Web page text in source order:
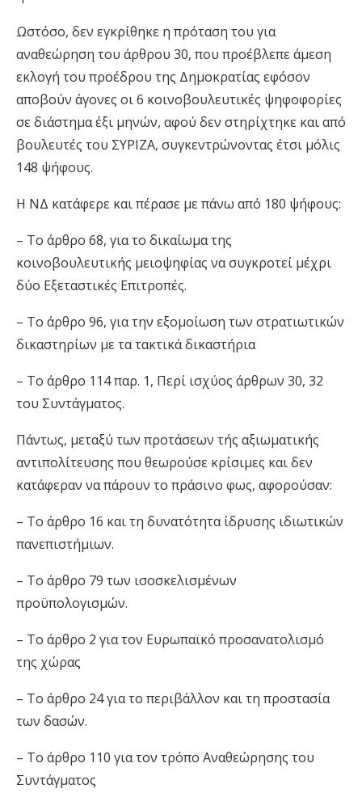
Ωστόσο, δεν εγκρίθηκε η πρόταση του για
αναθεώρηση του άρθρου 30, που προέβλεπε άμεση
εκλογή του προέδρου της Δημοκρατίας εφόσον
αποβούν άγονες οι 6 κοινοβουλευτικές ψηφοφορίες
σε διάστημα έξι μηνών, αφού δεν στηρίχτηκε και από
βουλευτές του ΣΥΡΙΖΑ, συγκεντρώνοντας έτσι μόλις
148 ψήφους.
Η ΝΔ κατάφερε και πέρασε με πάνω από 180 ψήφους:
– Το άρθρο 68, για το δικαίωμα της
κοινοβουλευτικής μειοψηφίας να συγκροτεί μέχρι
δύο Εξεταστικές Επιτροπές.
– Το άρθρο 96, για την εξομοίωση των στρατιωτικών
δικαστηρίων με τα τακτικά δικαστήρια
– Το άρθρο 114 παρ. 1, Περί ισχύος άρθρων 30, 32
του Συντάγματος.
Πάντως, μεταξύ των προτάσεων τής αξιωματικής
αντιπολίτευσης που θεωρούσε κρίσιμες και δεν
κατάφεραν να πάρουν το πράσινο φως, αφορούσαν:
– Το άρθρο 16 και τη δυνατότητα ίδρυσης ιδιωτικών
πανεπιστήμιων.
– Το άρθρο 79 των ισοσκελισμένων
προϋπολογισμών.
– Το άρθρο 2 για τον Ευρωπαϊκό προσανατολισμό
της χώρας
– Το άρθρο 24 για το περιβάλλον και τη προστασία
των δασών.
– Το άρθρο 110 για τον τρόπο Αναθεώρησης του
Συντάγματος